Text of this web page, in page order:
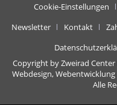
Cookie-Einstellungen
Newsletter
Kontakt
Copyright by Zweirad
Webdesign,
Alle